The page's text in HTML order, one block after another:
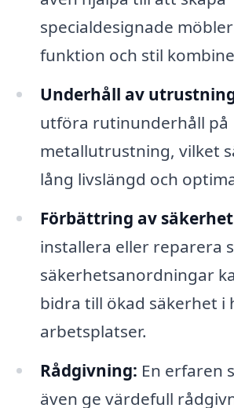
specialdesignade
funktion och stil
Underhåll av
utföra rutinunderhåll på
metallutrustning, vilket
lång livslängd och
Förbättring av
installera eller reparera
säkerhetsanordningar
bidra till ökad säkerhet i
arbetsplatser.
Rådgivning: En erfaren
även ge värdefull